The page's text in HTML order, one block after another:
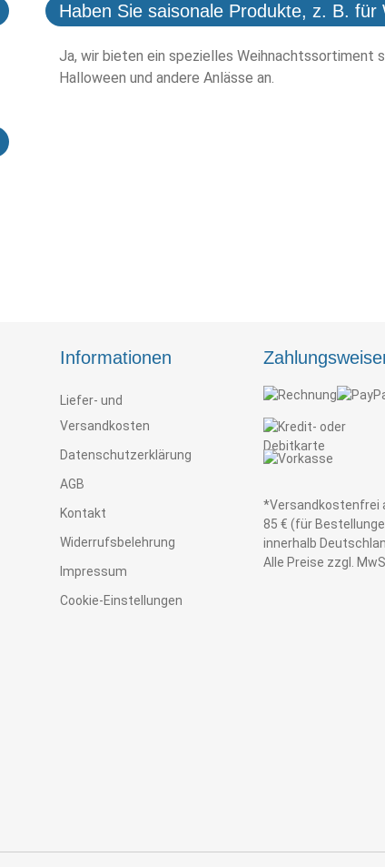
Haben Sie saisonale Produkte, z. B. für
Ja, wir bieten ein spezielles Weihnachtssortiment
Halloween und andere Anlässe an.
Informationen
Liefer- und
Versandkosten
Datenschutzerklärung
AGB
Kontakt
Widerrufsbelehrung
Impressum
Cookie-Einstellungen
*Versandkostenfrei
85 € (für
innerhalb
Alle Preise zzgl.